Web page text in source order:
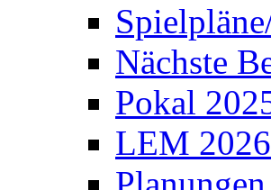
Nächste
Pokal
LEM 2026